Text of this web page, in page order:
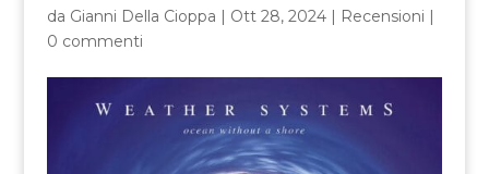
da Gianni Della Cioppa | Ott 28, 2024| Recensioni |
0 commenti